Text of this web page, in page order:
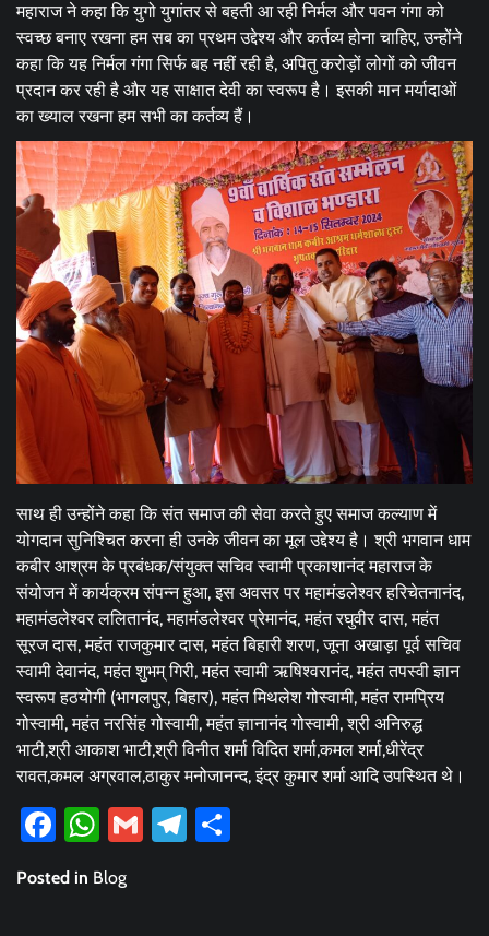
महाराज ने कहा कि युगो युगांतर से बहती आ रही निर्मल और पवन गंगा को
स्वच्छ बनाए रखना हम सब का प्रथम उद्देश्य और कर्तव्य होना चाहिए, उन्होंने
कहा कि यह निर्मल गंगा सिर्फ बह नहीं रही है, अपितु करोड़ों लोगों को जीवन
प्रदान कर रही है और यह साक्षात देवी का स्वरूप है। इसकी मान मर्यादाओं
का ख्याल रखना हम सभी का कर्तव्य हैं।
साथ ही उन्होंने कहा कि संत समाज की सेवा करते हुए समाज कल्याण में
योगदान सुनिश्चित करना ही उनके जीवन का मूल उद्देश्य है। श्री भगवान धाम
कबीर आश्रम के प्रबंधक/संयुक्त सचिव स्वामी प्रकाशानंद महाराज के
संयोजन में कार्यक्रम संपन्न हुआ, इस अवसर पर महामंडलेश्वर हरिचेतनानंद,
महामंडलेश्वर ललितानंद, महामंडलेश्वर प्रेमानंद, महंत रघुवीर दास, महंत
सूरज दास, महंत राजकुमार दास, महंत बिहारी शरण, जूना अखाड़ा पूर्व सचिव
स्वामी देवानंद, महंत शुभम् गिरी, महंत स्वामी ऋषिश्वरानंद, महंत तपस्वी ज्ञान
स्वरूप हठयोगी (भागलपुर, बिहार), महंत मिथलेश गोस्वामी, महंत रामप्रिय
गोस्वामी, महंत नरसिंह गोस्वामी, महंत ज्ञानानंद गोस्वामी, श्री अनिरुद्ध
भाटी,श्री आकाश भाटी,श्री विनीत शर्मा विदित शर्मा,कमल शर्मा,धीरेंद्र
रावत,कमल अग्रवाल,ठाकुर मनोजानन्द, इंद्र कुमार शर्मा आदि उपस्थित थे।
Facebook
WhatsApp
GmailTelegram
Posted in Blog